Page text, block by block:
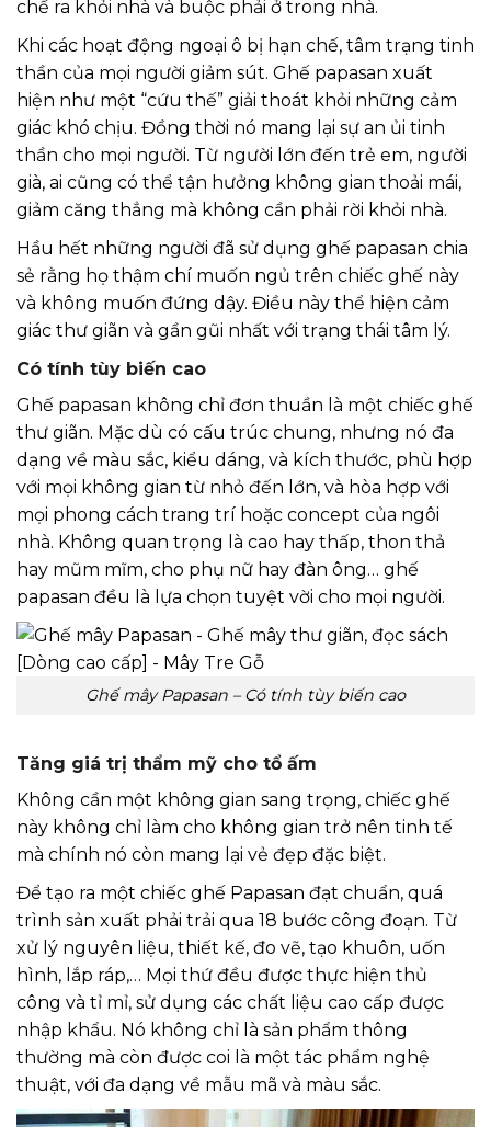
chế ra khỏi nhà và buộc phải ở trong nhà.
Khi các hoạt động ngoại ô bị hạn chế, tâm trạng tinh
thần của mọi người giảm sút. Ghế papasan xuất
hiện như một “cứu thế” giải thoát khỏi những cảm
giác khó chịu. Đồng thời nó mang lại sự an ủi tinh
thần cho mọi người. Từ người lớn đến trẻ em, người
già, ai cũng có thể tận hưởng không gian thoải mái,
giảm căng thẳng mà không cần phải rời khỏi nhà.
Hầu hết những người đã sử dụng ghế papasan chia
sẻ rằng họ thậm chí muốn ngủ trên chiếc ghế này
và không muốn đứng dậy. Điều này thể hiện cảm
giác thư giãn và gần gũi nhất với trạng thái tâm lý.
Có tính tùy biến cao
Ghế papasan không chỉ đơn thuần là một chiếc ghế
thư giãn. Mặc dù có cấu trúc chung, nhưng nó đa
dạng về màu sắc, kiểu dáng, và kích thước, phù hợp
với mọi không gian từ nhỏ đến lớn, và hòa hợp với
mọi phong cách trang trí hoặc concept của ngôi
nhà. Không quan trọng là cao hay thấp, thon thả
hay mũm mĩm, cho phụ nữ hay đàn ông… ghế
papasan đều là lựa chọn tuyệt vời cho mọi người.
Ghế mây Papasan – Có tính tùy biến cao
Tăng giá trị thẩm mỹ cho tổ ấm
Không cần một không gian sang trọng, chiếc ghế
này không chỉ làm cho không gian trở nên tinh tế
mà chính nó còn mang lại vẻ đẹp đặc biệt.
Để tạo ra một chiếc ghế Papasan đạt chuẩn, quá
trình sản xuất phải trải qua 18 bước công đoạn. Từ
xử lý nguyên liệu, thiết kế, đo vẽ, tạo khuôn, uốn
hình, lắp ráp,… Mọi thứ đều được thực hiện thủ
công và tỉ mỉ, sử dụng các chất liệu cao cấp được
nhập khẩu. Nó không chỉ là sản phẩm thông
thường mà còn được coi là một tác phẩm nghệ
thuật, với đa dạng về mẫu mã và màu sắc.